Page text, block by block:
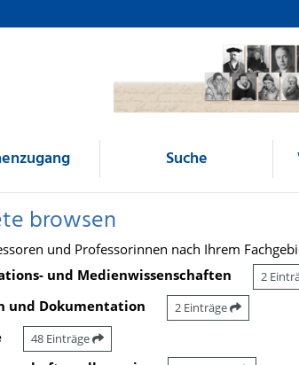
Suche
browsen
und Professorinnen nach Ihrem
und Medienwissenschaften
2
und Dokumentation 2 Einträge
48 Einträge